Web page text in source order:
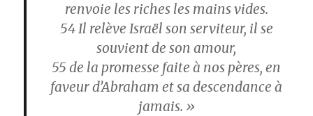
renvoie les riches les mains vides.
54Il relève Israël son serviteur, il se
souvient de son amour,
55 de la promesse faite à nos pères, en
faveur d’Abraham et sa descendance à
jamais. »